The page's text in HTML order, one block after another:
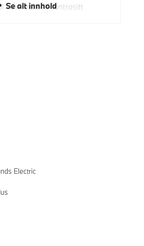
innertaktrekk antrasitt
Se alt innhold
Electric